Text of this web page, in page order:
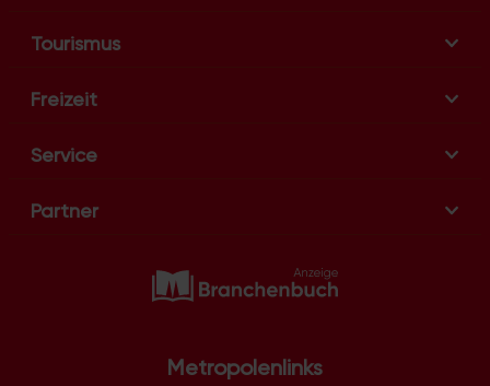
Tourismus
Freizeit
Service
Partner
Metropolenlinks